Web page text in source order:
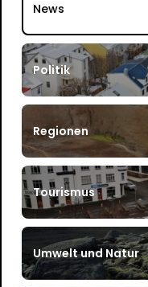
News
Politik
Regionen
Tourismus
Umwelt und Natur